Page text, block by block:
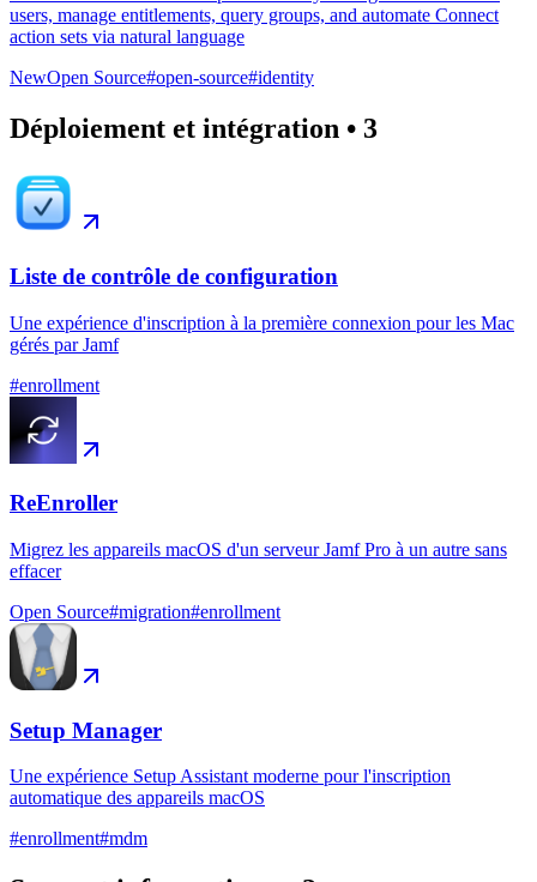
users, manage entitlements, query groups, and automate Connect
action sets via natural language
NewOpen Source#open-source#identity
Déploiement et intégration • 3
Liste de contrôle de configuration
Une expérience d'inscription à la première connexion pour les Mac
gérés par Jamf
#enrollment
ReEnroller
Migrez les appareils macOS d'un serveur Jamf Pro à un autre sans
effacer
Open Source#migration#enrollment
Setup Manager
Une expérience Setup Assistant moderne pour l'inscription
automatique des appareils macOS
#enrollment#mdm